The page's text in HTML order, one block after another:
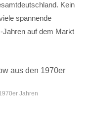
Kein
spannende
Jahren auf dem Markt
Jahren